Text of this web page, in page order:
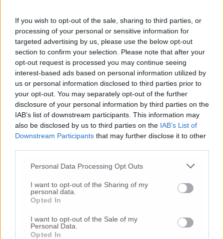
If you wish to opt-out of the sale, sharing to third parties, or
processing of your personal or sensitive information for
targeted advertising by us, please use the below opt-out
section to confirm your selection. Please note that after your
opt-out request is processed you may continue seeing
interest-based ads based on personal information utilized by
us or personal information disclosed to third parties prior to
your opt-out. You may separately opt-out of the further
disclosure of your personal information by third parties on the
IAB’s list of downstream participants. This information may
also be disclosed by us to third parties on the IAB’s List of
Downstream Participants that may further disclose it to other
Personal Data Processing Opt Outs
I want to opt-out of the Sharing of my
personal data.
Opted In
I want to opt-out of the Sale of my
Personal Data.
Opted In
presentare questa richiesta, assieme a tutte le
altre pervenute dalle attività fermate
dall’emergenza, alla Commissione attività
produttive del Senato».
© RIPRODUZIONE RISERVATA
Vai alla home
Nessun commento presente